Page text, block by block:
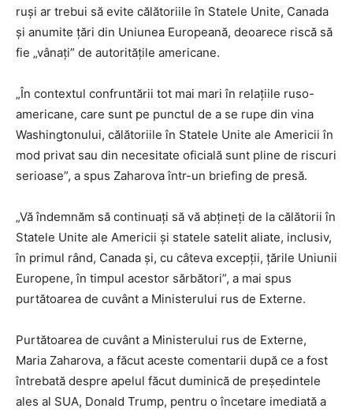
ruși ar trebui să evite călătoriile în Statele Unite, Canada
și anumite țări din Uniunea Europeană, deoarece riscă să
fie „vânați” de autoritățile americane.
„În contextul confruntării tot mai mari în relaţiile ruso-
americane, care sunt pe punctul de a se rupe din vina
Washingtonului, călătoriile în Statele Unite ale Americii în
mod privat sau din necesitate oficială sunt pline de riscuri
serioase”, a spus Zaharova într-un briefing de presă.
„Vă îndemnăm să continuaţi să vă abţineţi de la călătorii în
Statele Unite ale Americii şi statele satelit aliate, inclusiv,
în primul rând, Canada şi, cu câteva excepţii, ţările Uniunii
Europene, în timpul acestor sărbători”, a mai spus
purtătoarea de cuvânt a Ministerului rus de Externe.
Purtătoarea de cuvânt a Ministerului rus de Externe,
Maria Zaharova, a făcut aceste comentarii după ce a fost
întrebată despre apelul făcut duminică de președintele
ales al SUA, Donald Trump, pentru o încetare imediată a